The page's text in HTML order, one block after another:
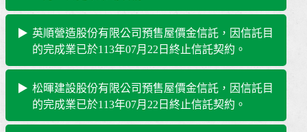
英順營造股份有限公司預售屋價金信託，因信託目
的完成業已於113年07月22日終止信託契約。
松暉建設股份有限公司預售屋價金信託，因信託目
的完成業已於113年07月22日終止信託契約。